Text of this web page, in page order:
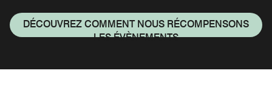
DÉCOUVREZ COMMENT NOUS RÉCOMPENSONS
LES ÉVÈNEMENTS